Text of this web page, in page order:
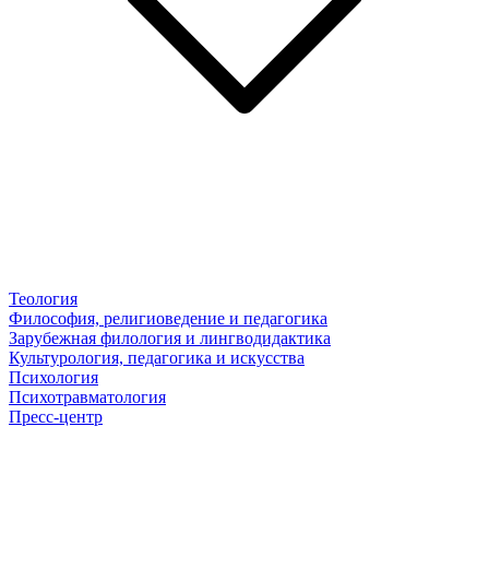
Теология
Философия, религиоведение и педагогика
Зарубежная филология и лингводидактика
Культурология, педагогика и искусства
Психология
Психотравматология
Пресс-центр